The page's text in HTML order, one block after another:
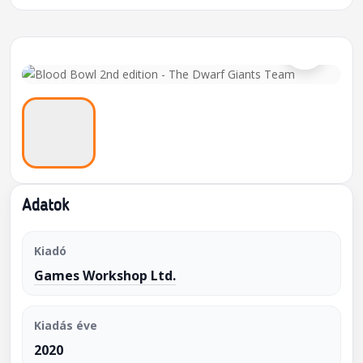
⌕
Adatok
Kiadó
Games Workshop Ltd.
Kiadás éve
2020